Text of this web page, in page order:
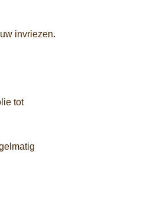
invriezen.
tot